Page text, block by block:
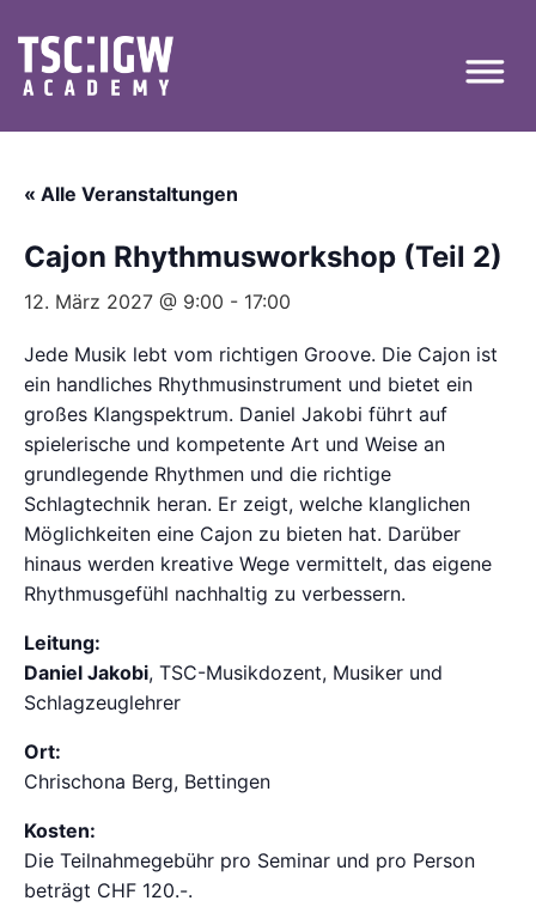
« Alle Veranstaltungen
Cajon Rhythmusworkshop (Teil 2)
12. März 2027 @ 9:00 - 17:00
Jede Musik lebt vom richtigen Groove. Die Cajon ist
ein handliches Rhythmusinstrument und bietet ein
großes Klangspektrum. Daniel Jakobi führt auf
spielerische und kompetente Art und Weise an
grundlegende Rhythmen und die richtige
Schlagtechnik heran. Er zeigt, welche klanglichen
Möglichkeiten eine Cajon zu bieten hat. Darüber
hinaus werden kreative Wege vermittelt, das eigene
Rhythmusgefühl nachhaltig zu verbessern.
Leitung:
Daniel Jakobi, TSC-Musikdozent, Musiker und
Schlagzeuglehrer
Ort:
Chrischona Berg, Bettingen
Kosten:
Die Teilnahmegebühr pro Seminar und pro Person
beträgt CHF 120.-.